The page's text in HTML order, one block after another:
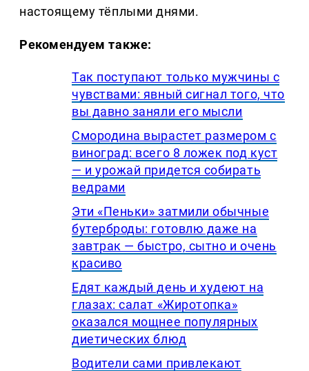
настоящему тёплыми днями.
Рекомендуем также:
Так поступают только мужчины с
чувствами: явный сигнал того, что
вы давно заняли его мысли
Смородина вырастет размером с
виноград: всего 8 ложек под куст
— и урожай придется собирать
ведрами
Эти «Пеньки» затмили обычные
бутерброды: готовлю даже на
завтрак — быстро, сытно и очень
красиво
Едят каждый день и худеют на
глазах: салат «Жиротопка»
оказался мощнее популярных
диетических блюд
Водители сами привлекают